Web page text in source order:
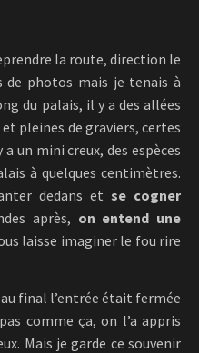
la route, direction le
de photos mais je tenais à
du palais, il y a des allées
pleines de graviers, certes
un mini creux, des espèces
à quelques centimètres.
dedans et se cogner
après, on entend une
laisse imaginer le fou rire
final l’entrée était fermée
comme ça, on l’a appris
Mais je garde ce souvenir